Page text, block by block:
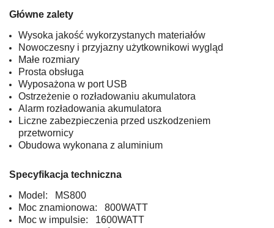
Główne zalety
Wysoka jakość wykorzystanych materiałów
Nowoczesny i przyjazny użytkownikowi wygląd
Małe rozmiary
Prosta obsługa
Wyposażona w port USB
Ostrzeżenie o rozładowaniu akumulatora
Alarm rozładowania akumulatora
Liczne zabezpieczenia przed uszkodzeniem
przetwornicy
Obudowa wykonana z aluminium
Specyfikacja techniczna
Model: MS800
Moc znamionowa: 800WATT
Moc w impulsie: 1600WATT